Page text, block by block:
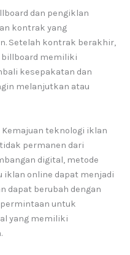
dan pengiklan
kontrak yang
Setelah kontrak berakhir,
memiliki
kesepakatan dan
melanjutkan atau
Kemajuan teknologi iklan
permanen dari
digital, metode
iklan online dapat menjadi
dapat berubah dengan
untuk
yang memiliki